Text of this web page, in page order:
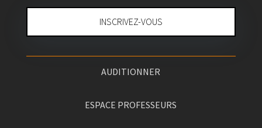
INSCRIVEZ-VOUS
AUDITIONNER
ESPACE PROFESSEURS